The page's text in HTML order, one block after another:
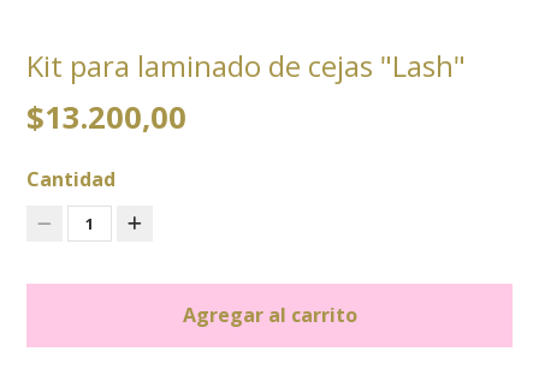
Kit para laminado de cejas "Lash"
$13.200,00
Cantidad
1
Agregar al carrito